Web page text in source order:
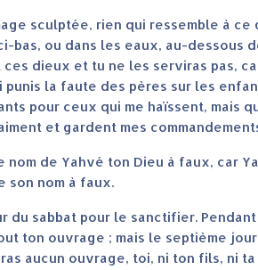
sculptée, rien qui ressemble à ce
bas, ou dans les eaux, au-dessous
dieux et tu ne les serviras pas,
punis la faute des pères sur les
pour ceux qui me haïssent, mais
et gardent mes
nom de Yahvé ton Dieu à faux, car
son nom à faux.
du sabbat pour le sanctifier.
ton ouvrage ; mais le septième
aucun ouvrage, toi, ni ton fils, ni